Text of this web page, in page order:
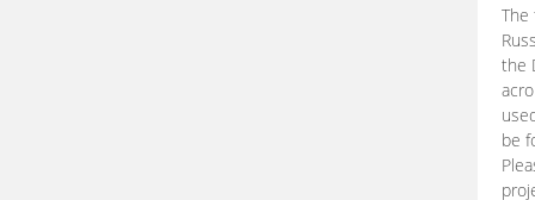
The
the
be